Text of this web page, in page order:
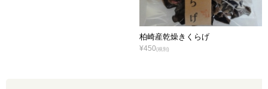
柏崎産乾燥きくらげ
¥450(税別)